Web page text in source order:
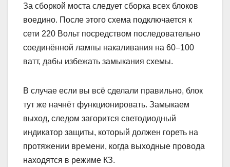
За сборкой моста следует сборка всех блоков
воедино. После этого схема подключается к
сети 220 Вольт посредством последовательно
соединённой лампы накаливания на 60–100
ватт, дабы избежать замыкания схемы.
В случае если вы всё сделали правильно, блок
тут же начнёт функционировать. Замыкаем
выход, следом загорится светодиодный
индикатор защиты, который должен гореть на
протяжении времени, когда выходные провода
находятся в режиме КЗ.